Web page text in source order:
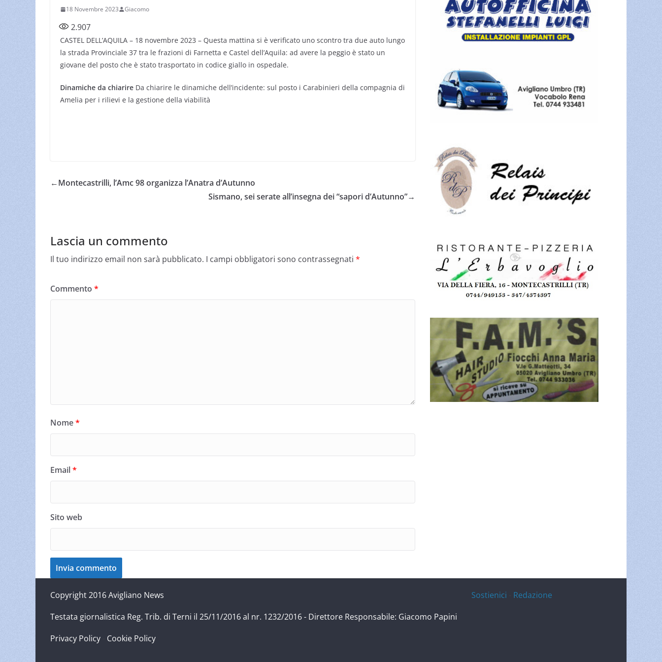
18 Novembre 2023 Giacomo
2.907
CASTEL DELL’AQUILA – 18 novembre 2023 – Questa mattina si è verificato uno scontro tra due auto lungo
la strada Provinciale 37 tra le frazioni di Farnetta e Castel dell’Aquila: ad avere la peggio è stato un
giovane del posto che è stato trasportato in codice giallo in ospedale.
Dinamiche da chiarire Da chiarire le dinamiche dell’incidente: sul posto i Carabinieri della compagnia di
Amelia per i rilievi e la gestione della viabilità
←Montecastrilli, l’Amc 98 organizza l’Anatra d’Autunno
Sismano, sei serate all’insegna dei “sapori d’Autunno”→
Lascia un commento
Il tuo indirizzo email non sarà pubblicato. I campi obbligatori sono contrassegnati *
Commento *
Nome*
Email*
Sito web
Sostienici Redazione
Copyright 2016 Avigliano News
Testata giornalistica Reg. Trib. di Terni il 25/11/2016 al nr. 1232/2016 - Direttore Responsabile: Giacomo Papini
Privacy Policy
Cookie Policy